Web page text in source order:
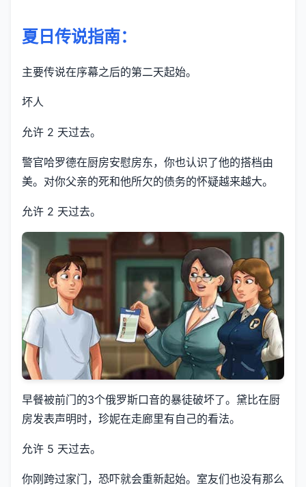
夏日传说指南：
主要传说在序幕之后的第二天起始。
坏人
允许 2 天过去。
警官哈罗德在厨房安慰房东，你也认识了他的搭档由
美。对你父亲的死和他所欠的债务的怀疑越来越大。
允许 2 天过去。
早餐被前门的3个俄罗斯口音的暴徒破坏了。黛比在厨
房发表声明时，珍妮在走廊里有自己的看法。
允许 5 天过去。
你刚跨过家门，恐吓就会重新起始。室友们也没有那么